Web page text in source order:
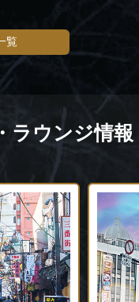
覧
ラウンジ情報